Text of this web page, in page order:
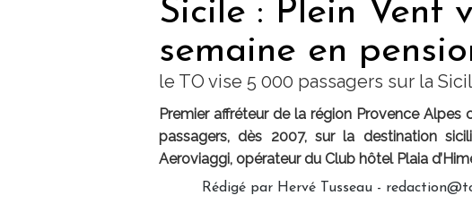
Sicile : Plein Vent
semaine en
le TO vise 5 000 passagers sur la
Premier affréteur de la région Provence Alpes
passagers, dès 2007, sur la destination
Aeroviaggi, opérateur du Club hôtel Plaia
Rédigé par Hervé Tusseau -